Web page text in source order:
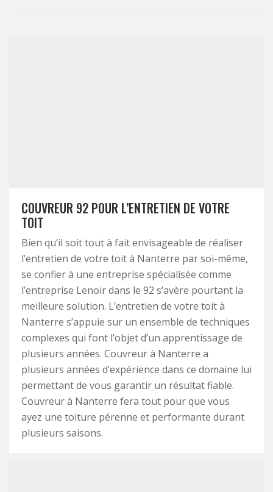
COUVREUR 92 POUR L’ENTRETIEN DE VOTRE
TOIT
Bien qu’il soit tout à fait envisageable de réaliser
l’entretien de votre toit à Nanterre par soi-même,
se confier à une entreprise spécialisée comme
l’entreprise Lenoir dans le 92 s’avère pourtant la
meilleure solution. L’entretien de votre toit à
Nanterre s’appuie sur un ensemble de techniques
complexes qui font l’objet d’un apprentissage de
plusieurs années. Couvreur à Nanterre a
plusieurs années d’expérience dans ce domaine lui
permettant de vous garantir un résultat fiable.
Couvreur à Nanterre fera tout pour que vous
ayez une toiture pérenne et performante durant
plusieurs saisons.